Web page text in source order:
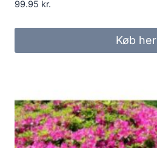
99.95 kr.
Køb her